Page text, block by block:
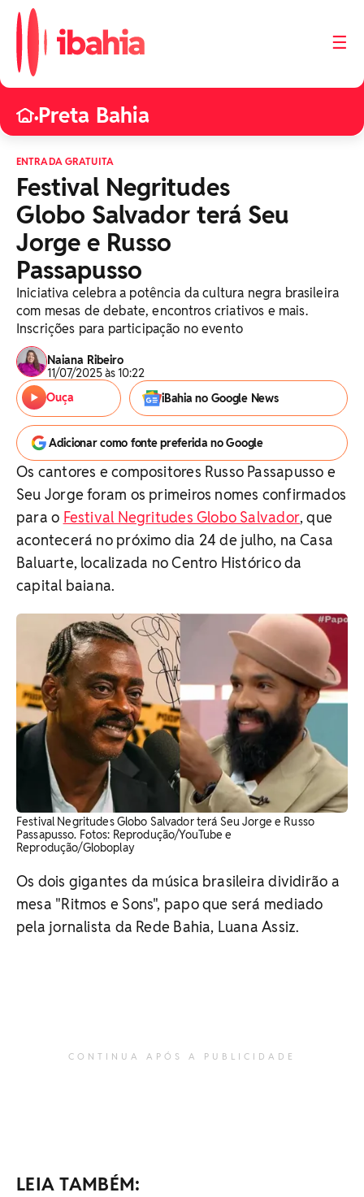
☰
•Preta Bahia
ENTRADA GRATUITA
Festival Negritudes
Globo Salvador terá Seu
Jorge e Russo
Passapusso
Iniciativa celebra a potência da cultura negra brasileira
com mesas de debate, encontros criativos e mais.
Inscrições para participação no evento
Naiana Ribeiro
11/07/2025 às 10:22
Ouça
iBahia no Google News
Adicionar como fonte preferida no Google
Os cantores e compositores Russo Passapusso e
Seu Jorge foram os primeiros nomes confirmados
para o Festival Negritudes Globo Salvador, que
acontecerá no próximo dia 24 de julho, na Casa
Baluarte, localizada no Centro Histórico da
capital baiana.
Festival Negritudes Globo Salvador terá Seu Jorge e Russo
Passapusso. Fotos: Reprodução/YouTube e
Reprodução/Globoplay
Os dois gigantes da música brasileira dividirão a
mesa "Ritmos e Sons", papo que será mediado
pela jornalista da Rede Bahia, Luana Assiz.
CONTINUA APÓS A PUBLICIDADE
LEIA TAMBÉM: